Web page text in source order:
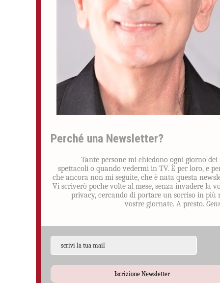
Perché una Newsletter?
Tante persone mi chiedono ogni giorno dei
spettacoli o quando vedermi in TV. È per loro, e
che ancora non mi seguite, che è nata questa
Vi scriverò poche volte al mese, senza invadere la
privacy, cercando di portare un sorriso in più
vostre giornate. A presto.
Iscrizione Newsletter